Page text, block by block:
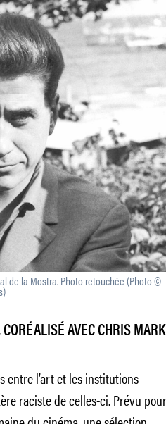
de la Mostra. Photo retouchée (Photo ©
AVEC CHRIS
entre l’art et les institutions
raciste de celles-ci. Prévu